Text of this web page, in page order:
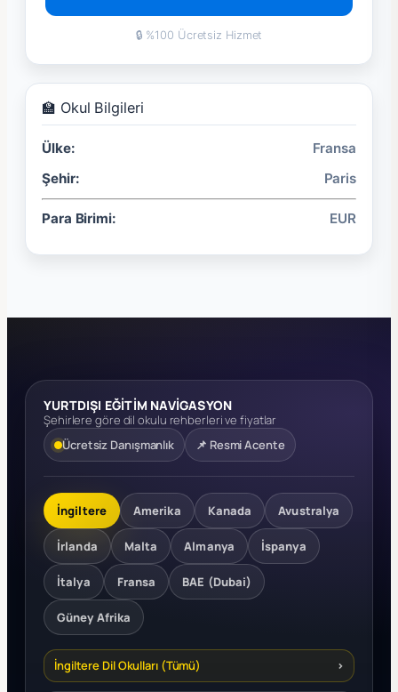
🔒 %100 Ücretsiz Hizmet
🏫 Okul Bilgileri
Ülke:
Fransa
Şehir:
Paris
Para Birimi: EUR
YURTDIŞI EĞİTİM NAVİGASYON
Şehirlere göre dil okulu rehberleri ve fiyatlar
Ücretsiz Danışmanlık
📌 Resmi Acente
İngiltere Amerika Kanada Avustralya
İrlanda Malta Almanya İspanya
İtalya Fransa BAE (Dubai)
Güney Afrika
İngiltere Dil Okulları (Tümü) ›